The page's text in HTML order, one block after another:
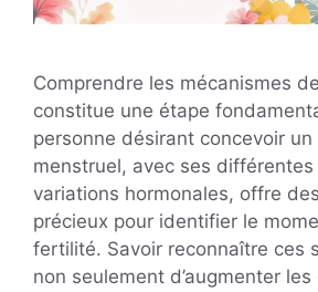
Comprendre les mécanismes
constitue une étape
personne désirant concevoir
menstruel, avec ses
variations hormonales, offre
précieux pour identifier le
fertilité. Savoir reconnaître ces
non seulement d’augmenter